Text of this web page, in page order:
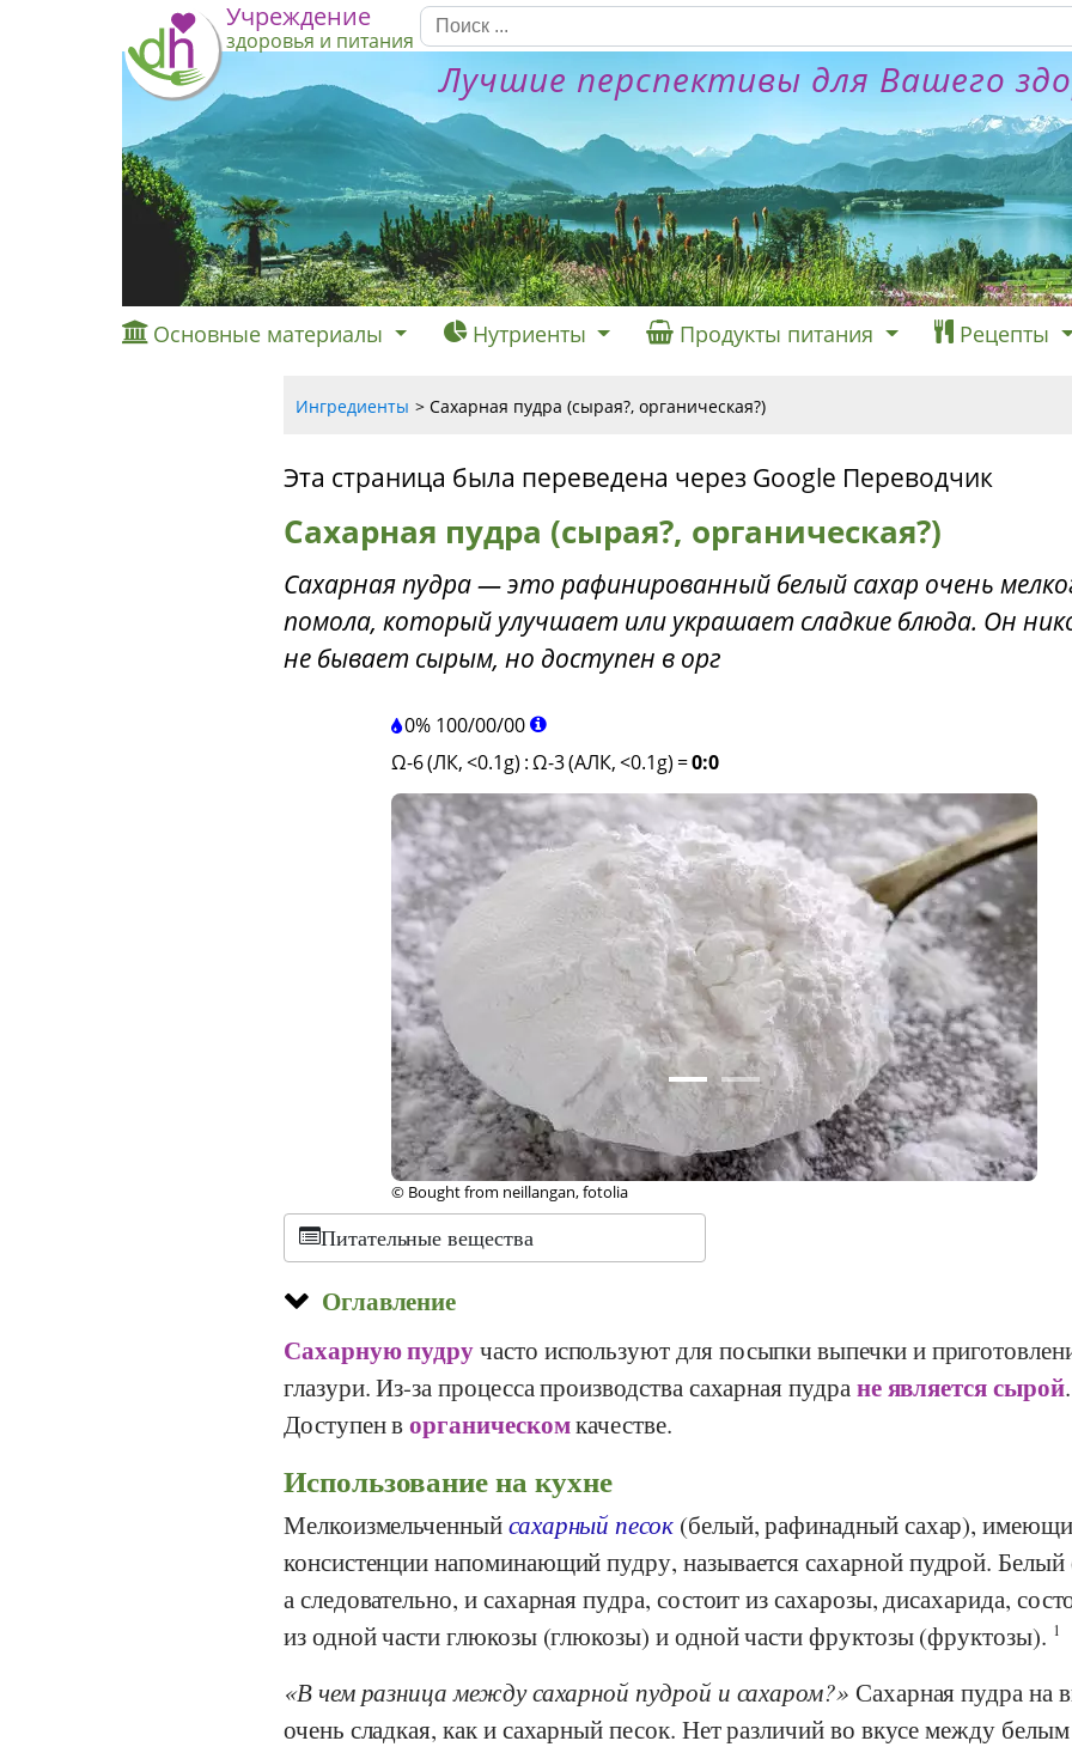
Учреждение
здоровья и питания
Лучшие перспективы для Вашего
Основные материалы Нутриенты Продукты питания Рецепты
Ингредиенты Сахарная пудра (сырая?, органическая?)
Эта страница была переведена через Google Переводчик
Сахарная пудра (сырая?, органическая?)
Сахарная пудра — это рафинированный белый сахар очень
помола, который улучшает или украшает сладкие блюда. Он
не бывает сырым, но доступен в орг
0% 100/00/00
Ω-6 (ЛК, <0.1g) :Ω-3 (АЛК, <0.1g) =0:0
© CC-by-sa 2.0, Inke Weissenborn, Stiftung Gesundheit und Ernährung Schweiz
Питательные вещества
Оглавление
Сахарную пудручасто используют для посыпки выпечки и
глазури. Из-за процесса производства сахарная пудране является сырой.
Доступен ворганическомкачестве.
Использование на кухне
Мелкоизмельченныйсахарный песок (белый, рафинадный сахар),
консистенции напоминающий пудру, называется сахарной пудрой. Белый
а следовательно, и сахарная пудра, состоит из сахарозы, дисахарида,
из одной части глюкозы (глюкозы) и одной части фруктозы (фруктозы). 1
В чем разница между сахарной пудрой и сахаром? Сахарная пудра на
очень сладкая, как и сахарный песок. Нет различий во вкусе между белым